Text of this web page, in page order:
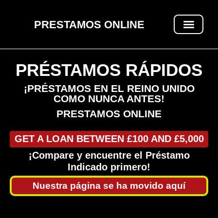
PRESTAMOS ONLINE
PRÉSTAMOS RÁPIDOS
¡PRÉSTAMOS EN EL REINO UNIDO
COMO NUNCA ANTES!
PRESTAMOS ONLINE
GET A LOAN BETWEEN £100 AND £5,000
¡Compare y encuentre el Préstamo
Indicado primero!
Nuestra página se ha movido aquí